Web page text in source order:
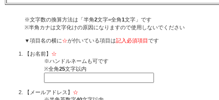
※文字数の換算方法は「半角2文字=全角1文字」です
※半角カナは文字化けの原因になりますので使用しないでください
▼項目名の横に☆が付いている項目は記入必須項目です
【お名前】 ☆
※ハンドルネームも可です
※全角25文字以内
【メールアドレス】 ☆